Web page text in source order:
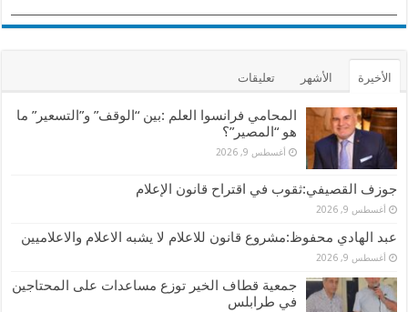
الأخيرة الأشهر تعليقات
المحامي فرانسوا العلم :بين “الوقف” و”التسعير” ما
هو “المصير”؟
أغسطس 9, 2026
جوزف القصيفي:ثقوب في اقتراح قانون الإعلام
أغسطس 9, 2026
عبد الهادي محفوظ:مشروع قانون للاعلام لا يشبه الاعلام والاعلاميين
أغسطس 9, 2026
جمعية قطاف الخير توزع مساعدات على المحتاجين
في طرابلس